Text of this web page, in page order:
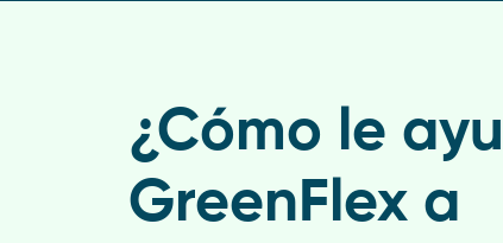
¿Cómo le
GreenFlex a